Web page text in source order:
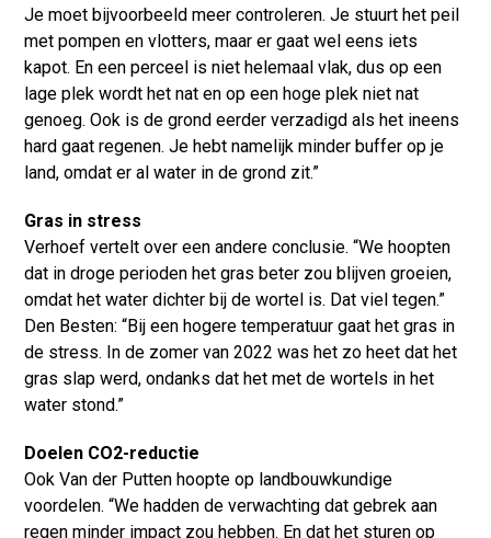
Je moet bijvoorbeeld meer controleren. Je stuurt het peil
met pompen en vlotters, maar er gaat wel eens iets
kapot. En een perceel is niet helemaal vlak, dus op een
lage plek wordt het nat en op een hoge plek niet nat
genoeg. Ook is de grond eerder verzadigd als het ineens
hard gaat regenen. Je hebt namelijk minder buffer op je
land, omdat er al water in de grond zit.”
Gras in stress
Verhoef vertelt over een andere conclusie. “We hoopten
dat in droge perioden het gras beter zou blijven groeien,
omdat het water dichter bij de wortel is. Dat viel tegen.”
Den Besten: “Bij een hogere temperatuur gaat het gras in
de stress. In de zomer van 2022 was het zo heet dat het
gras slap werd, ondanks dat het met de wortels in het
water stond.”
Doelen CO2-reductie
Ook Van der Putten hoopte op landbouwkundige
voordelen. “We hadden de verwachting dat gebrek aan
regen minder impact zou hebben. En dat het sturen op